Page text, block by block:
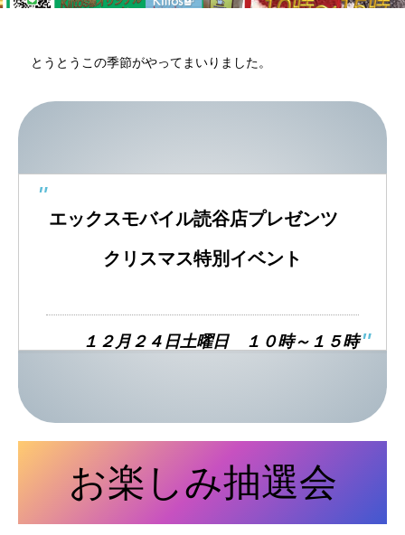
とうとうこの季節がやってまいりました。
エックスモバイル読谷店プレゼンツ
クリスマス特別イベント
１２月２４日土曜日 １０時～１５時
お楽しみ抽選会